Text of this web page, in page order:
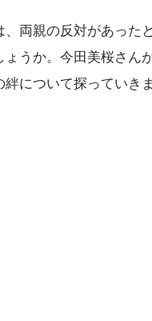
、両親の反対があった
うか。今田美桜さん
について探っていきま